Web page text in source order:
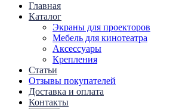
Главная
Каталог
Экраны для проекторов
Mебель для кинотеатра
Аксессуары
Крепления
Статьи
Отзывы покупателей
Доставка и оплата
Контакты